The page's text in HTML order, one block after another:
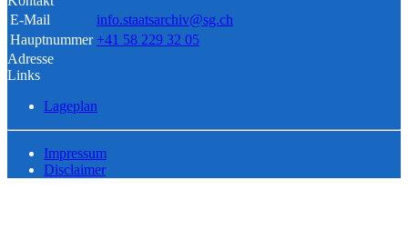
E-Mail
info.staatsarchiv@sg.ch
Hauptnummer +41 58 229 32 05
Adresse
Links
Lageplan
Impressum
Disclaimer